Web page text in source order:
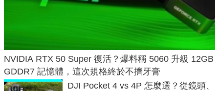
NVIDIA RTX 50 Super 復活？爆料稱 5060 升級 12GB
GDDR7 記憶體，這次規格終於不擠牙膏
DJI Pocket 4 vs 4P 怎麼選？從鏡頭、